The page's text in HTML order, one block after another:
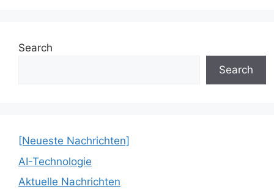
Search
Search
[Neueste Nachrichten]
AI-Technologie
Aktuelle Nachrichten